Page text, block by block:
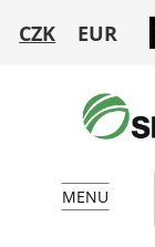
CZK EUR
MENU